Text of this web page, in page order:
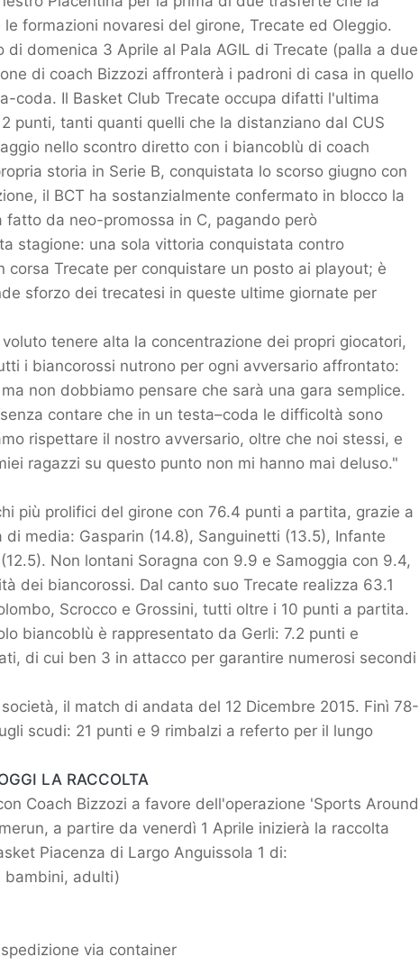
formazioni novaresi del girone, Trecate ed Oleggio.
di domenica 3 Aprile al Pala AGIL di Trecate (palla a due
di coach Bizzozi affronterà i padroni di casa in quello
coda. Il Basket Club Trecate occupa difatti l'ultima
punti, tanti quanti quelli che la distanziano dal CUS
nello scontro diretto con i biancoblù di coach
storia in Serie B, conquistata lo scorso giugno con
il BCT ha sostanzialmente confermato in blocco la
da neo-promossa in C, pagando però
stagione: una sola vittoria conquistata contro
corsa Trecate per conquistare un posto ai playout; è
sforzo dei trecatesi in queste ultime giornate per
tenere alta la concentrazione dei propri giocatori,
i biancorossi nutrono per ogni avversario affrontato:
non dobbiamo pensare che sarà una gara semplice.
contare che in un testa–coda le difficoltà sono
rispettare il nostro avversario, oltre che noi stessi, e
ragazzi su questo punto non mi hanno mai deluso."
più prolifici del girone con 76.4 punti a partita, grazie a
media: Gasparin (14.8), Sanguinetti (13.5), Infante
Non lontani Soragna con 9.9 e Samoggia con 9.4,
dei biancorossi. Dal canto suo Trecate realizza 63.1
Scrocco e Grossini, tutti oltre i 10 punti a partita.
biancoblù è rappresentato da Gerli: 7.2 punti e
di cui ben 3 in attacco per garantire numerosi secondi
il match di andata del 12 Dicembre 2015. Finì 78-
scudi: 21 punti e 9 rimbalzi a referto per il lungo
LA RACCOLTA
Coach Bizzozi a favore dell'operazione 'Sports Around
a partire da venerdì 1 Aprile inizierà la raccolta
Piacenza di Largo Anguissola 1 di:
bambini, adulti)
via container